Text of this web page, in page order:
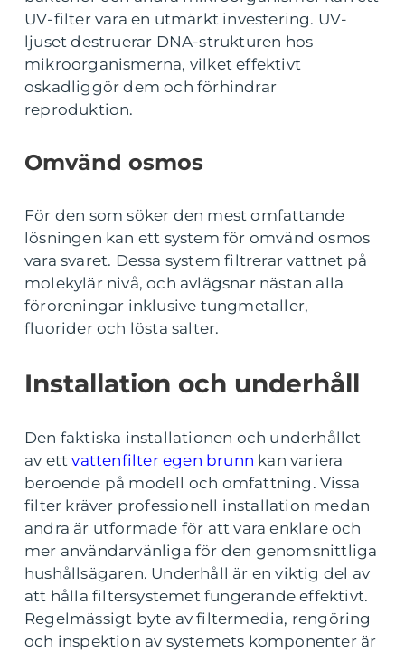
UV-filter vara en utmärkt investering. UV-
ljuset destruerar DNA-strukturen hos
mikroorganismerna, vilket effektivt
oskadliggör dem och förhindrar
reproduktion.
Omvänd osmos
För den som söker den mest omfattande
lösningen kan ett system för omvänd osmos
vara svaret. Dessa system filtrerar vattnet på
molekylär nivå, och avlägsnar nästan alla
föroreningar inklusive tungmetaller,
fluorider och lösta salter.
Installation och underhåll
Den faktiska installationen och underhållet
av ettvattenfilter egen brunn kan variera
beroende på modell och omfattning. Vissa
filter kräver professionell installation medan
andra är utformade för att vara enklare och
mer användarvänliga för den genomsnittliga
hushållsägaren. Underhåll är en viktig del av
att hålla filtersystemet fungerande effektivt.
Regelmässigt byte av filtermedia, rengöring
och inspektion av systemets komponenter är